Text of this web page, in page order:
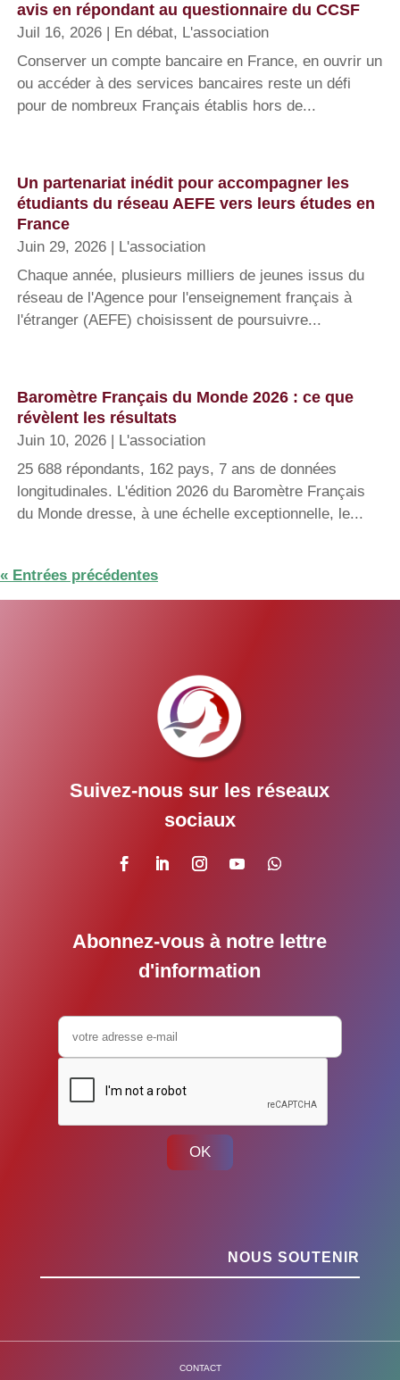
avis en répondant au questionnaire du CCSF
Juil 16, 2026 En débat, L'association
Conserver un compte bancaire en France, en ouvrir un
ou accéder à des services bancaires reste un défi
pour de nombreux Français établis hors de...
Un partenariat inédit pour accompagner les
étudiants du réseau AEFE vers leurs études en
France
Juin 29, 2026
L'association
Chaque année, plusieurs milliers de jeunes issus du
réseau de l'Agence pour l'enseignement français à
l'étranger (AEFE) choisissent de poursuivre...
Baromètre Français du Monde 2026 : ce que
révèlent les résultats
Juin 10, 2026
L'association
25 688 répondants, 162 pays, 7 ans de données
longitudinales. L'édition 2026 du Baromètre Français
du Monde dresse, à une échelle exceptionnelle, le...
« Entrées précédentes
Suivez-nous sur les réseaux
sociaux
Abonnez-vous à notre lettre
d'information
OK
NOUS SOUTENIR
CONTACT